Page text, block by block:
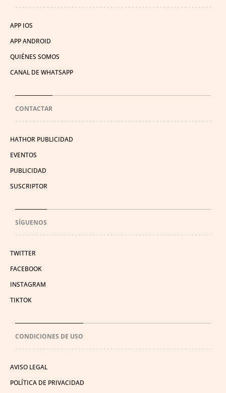
APP IOS
APP ANDROID
QUIÉNES SOMOS
CANAL DE WHATSAPP
CONTACTAR
HATHOR PUBLICIDAD
EVENTOS
PUBLICIDAD
SUSCRIPTOR
SÍGUENOS
TWITTER
FACEBOOK
INSTAGRAM
TIKTOK
CONDICIONES DE USO
AVISO LEGAL
POLÍTICA DE PRIVACIDAD